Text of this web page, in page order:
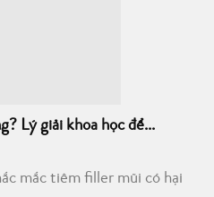
Lý giải khoa học để...
mắc tiêm filler mũi có hại